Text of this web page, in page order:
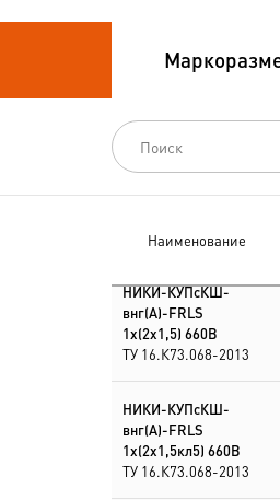
Кабели
Кабели
Наименование
НИКИ-КУПсКШ-
внг(А)-FRLS
1х(2х1,5) 660В
ТУ 16.К73.068-2013
НИКИ-КУПсКШ-
внг(А)-FRLS
1х(2х1,5кл5) 660В
ТУ 16.К73.068-2013